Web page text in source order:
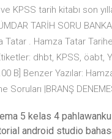
KPSS tarih kitabı son
TARİH SORU
Tatar . Hamza Tatar
dhbt, KPSS, öabt,
B] Benzer Yazılar:
Soruları |BRANŞ
5 kelas 4 pahlawanku
android studio